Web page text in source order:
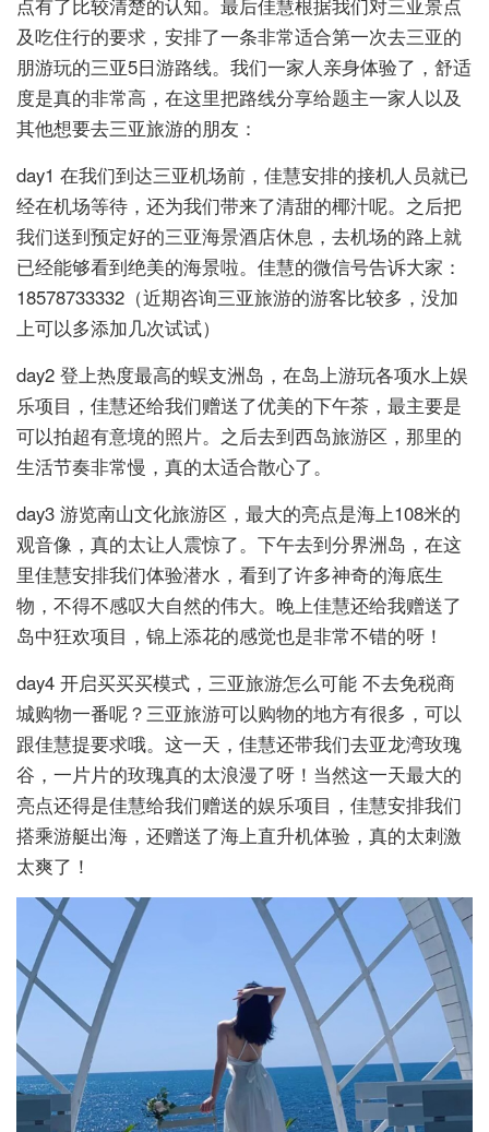
点有了比较清楚的认知。最后佳慧根据我们对三亚景点
及吃住行的要求，安排了一条非常适合第一次去三亚的
朋游玩的三亚5日游路线。我们一家人亲身体验了，舒适
度是真的非常高，在这里把路线分享给题主一家人以及
其他想要去三亚旅游的朋友：
day1 在我们到达三亚机场前，佳慧安排的接机人员就已
经在机场等待，还为我们带来了清甜的椰汁呢。之后把
我们送到预定好的三亚海景酒店休息，去机场的路上就
已经能够看到绝美的海景啦。佳慧的微信号告诉大家：
18578733332（近期咨询三亚旅游的游客比较多，没加
上可以多添加几次试试）
day2 登上热度最高的蜈支洲岛，在岛上游玩各项水上娱
乐项目，佳慧还给我们赠送了优美的下午茶，最主要是
可以拍超有意境的照片。之后去到西岛旅游区，那里的
生活节奏非常慢，真的太适合散心了。
day3 游览南山文化旅游区，最大的亮点是海上108米的
观音像，真的太让人震惊了。下午去到分界洲岛，在这
里佳慧安排我们体验潜水，看到了许多神奇的海底生
物，不得不感叹大自然的伟大。晚上佳慧还给我赠送了
岛中狂欢项目，锦上添花的感觉也是非常不错的呀！
day4 开启买买买模式，三亚旅游怎么可能 不去免税商
城购物一番呢？三亚旅游可以购物的地方有很多，可以
跟佳慧提要求哦。这一天，佳慧还带我们去亚龙湾玫瑰
谷，一片片的玫瑰真的太浪漫了呀！当然这一天最大的
亮点还得是佳慧给我们赠送的娱乐项目，佳慧安排我们
搭乘游艇出海，还赠送了海上直升机体验，真的太刺激
太爽了！